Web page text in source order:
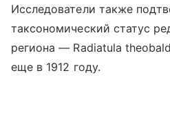
Исследователи также
таксономический статус
региона — Radiatula
еще в 1912 году.